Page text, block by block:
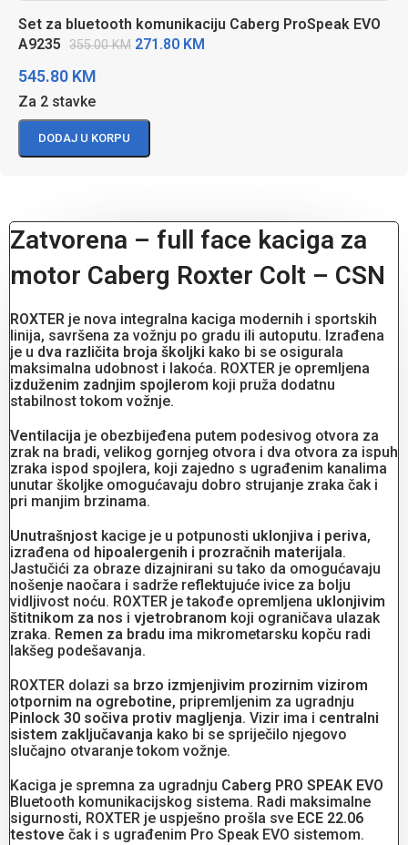
Set za bluetooth komunikaciju Caberg ProSpeak EVO
A9235 355.00KM 271.80 KM
545.80 KM
Za 2 stavke
DODAJ U KORPU
Zatvorena – full face kaciga za
motor Caberg Roxter Colt – CSN
ROXTER je nova integralna kaciga modernih i sportskih
linija, savršena za vožnju po gradu ili autoputu. Izrađena
je u dva različita broja školjki kako bi se osigurala
maksimalna udobnost i lakoća. ROXTER je opremljena
izduženim zadnjim spojlerom koji pruža dodatnu
stabilnost tokom vožnje.
Ventilacija je obezbijeđena putem podesivog otvora za
zrak na bradi, velikog gornjeg otvora i dva otvora za ispuh
zraka ispod spojlera, koji zajedno s ugrađenim kanalima
unutar školjke omogućavaju dobro strujanje zraka čak i
pri manjim brzinama.
Unutrašnjost kacige je u potpunosti uklonjiva i periva,
izrađena od hipoalergenih i prozračnih materijala.
Jastučići za obraze dizajnirani su tako da omogućavaju
nošenje naočara i sadrže reflektujuće ivice za bolju
vidljivost noću. ROXTER je takođe opremljena uklonjivim
štitnikom za nos i vjetrobranom koji ograničava ulazak
zraka. Remen za bradu ima mikrometarsku kopču radi
lakšeg podešavanja.
ROXTER dolazi sa brzo izmjenjivim prozirnim vizirom
otpornim na ogrebotine, pripremljenim za ugradnju
Pinlock 30 sočiva protiv magljenja. Vizir ima i centralni
sistem zaključavanja kako bi se spriječilo njegovo
slučajno otvaranje tokom vožnje.
Kaciga je spremna za ugradnju Caberg PRO SPEAK EVO
Bluetooth komunikacijskog sistema. Radi maksimalne
sigurnosti, ROXTER je uspješno prošla sve ECE 22.06
testove čak i s ugrađenim Pro Speak EVO sistemom.